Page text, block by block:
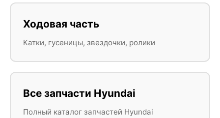
Ходовая часть
Катки, гусеницы, звездочки, ролики
Все запчасти Hyundai
Полный каталог запчастей Hyundai